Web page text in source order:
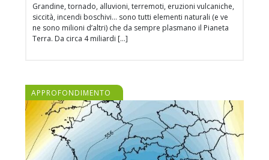
Grandine, tornado, alluvioni, terremoti, eruzioni vulcaniche,
siccità, incendi boschivi… sono tutti elementi naturali (e ve
ne sono milioni d’altri) che da sempre plasmano il Pianeta
Terra. Da circa 4 miliardi […]
APPROFONDIMENTO